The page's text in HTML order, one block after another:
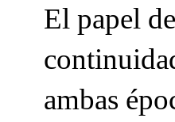
El papel
ambas